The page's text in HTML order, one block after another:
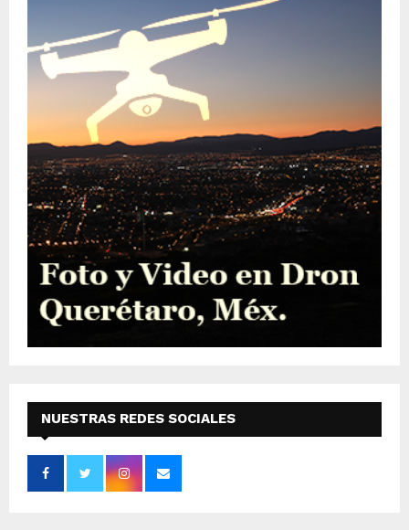
NUESTRAS REDES SOCIALES